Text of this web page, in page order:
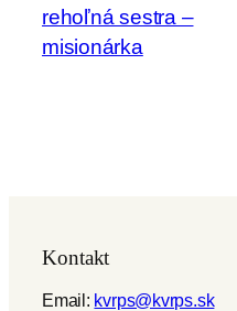
rehoľná sestra –
misionárka
Kontakt
Email: kvrps@kvrps.sk